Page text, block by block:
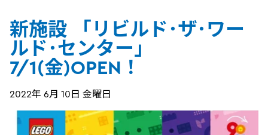
新施設 「リビルド･ザ･ワー
ルド･センター」
7/1(金)OPEN！
2022年 6月 10日 金曜日